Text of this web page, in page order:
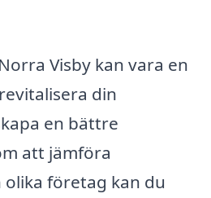
Visby kan vara en
din
en bättre
att jämföra
företag kan du